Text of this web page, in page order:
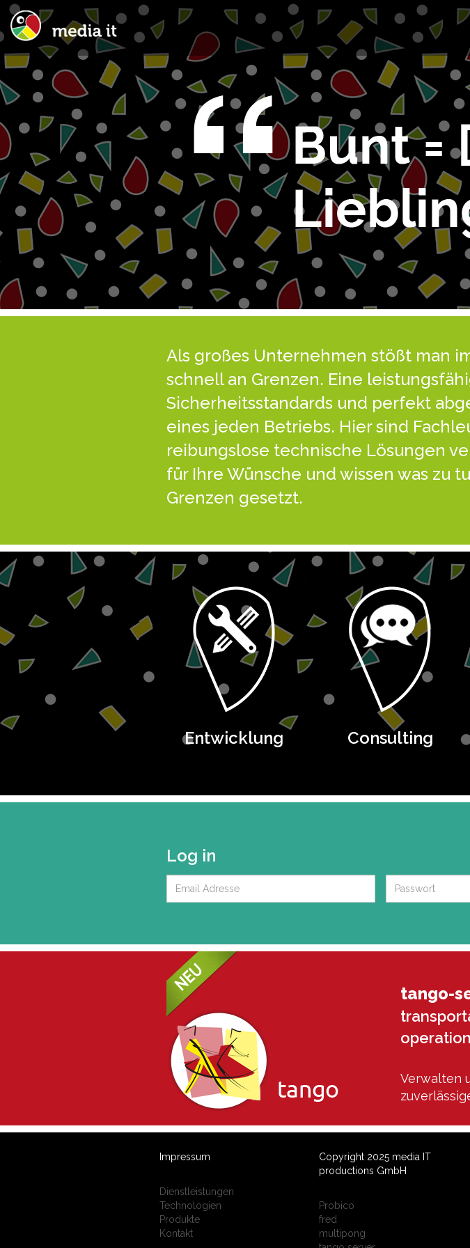
Als großes Unternehmen stößt man
schnell an Grenzen. Eine
Sicherheitsstandards und perfekt
eines jeden Betriebs. Hier sind
reibungslose technische Lösungen
für Ihre Wünsche und wissen was zu
Grenzen gesetzt.
Entwicklung Consulting
Log in
tango-
Verwalten
Impressum
Dienstleistungen
Technologien
Produkte
Kontakt
Copyright 2025 media IT
productions GmbH
Probico
fred
multipong